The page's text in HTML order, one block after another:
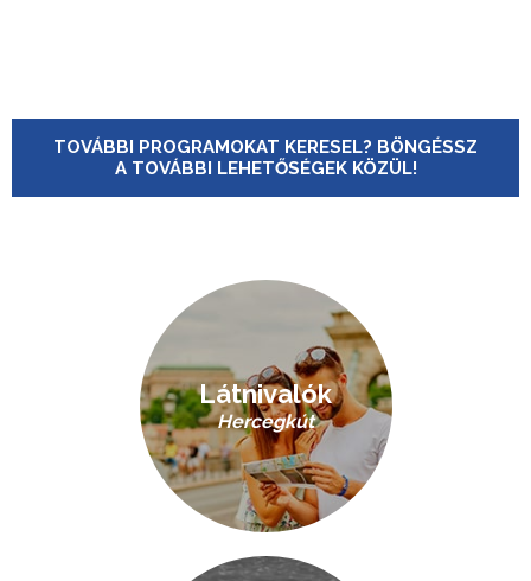
TOVÁBBI PROGRAMOKAT KERESEL? BÖNGÉSSZ
A TOVÁBBI LEHETŐSÉGEK KÖZÜL!
Látnivalók
Hercegkút